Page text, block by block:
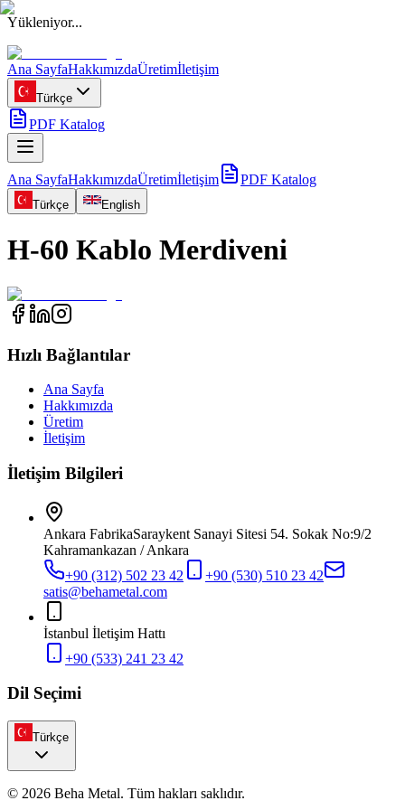
Yükleniyor...
Ana SayfaHakkımızdaÜretimİletişim
Türkçe
PDF Katalog
Ana SayfaHakkımızdaÜretimİletişim PDF Katalog
Türkçe English
H-60 Kablo Merdiveni
Hızlı Bağlantılar
Ana Sayfa
Hakkımızda
Üretim
İletişim
İletişim Bilgileri
Ankara FabrikaSaraykent Sanayi Sitesi 54. Sokak No:9/2
Kahramankazan / Ankara
+90 (312) 502 23 42
+90 (530) 510 23 42
satis@behametal.com
İstanbul İletişim Hattı
+90 (533) 241 23 42
Dil Seçimi
Türkçe
© 2026 Beha Metal. Tüm hakları saklıdır.